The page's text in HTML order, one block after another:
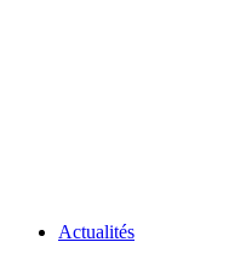
Actualités